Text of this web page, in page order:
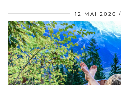
12 MAI 2026